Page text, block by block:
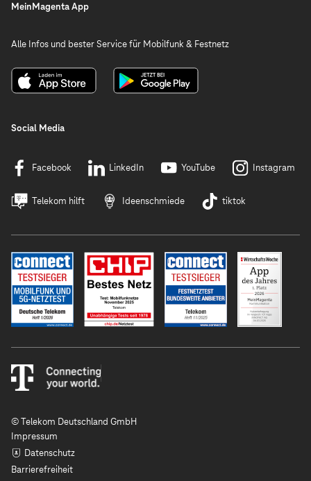
MeinMagenta App
Alle Infos und bester Service für Mobilfunk & Festnetz
Social Media
Facebook LinkedIn YouTube Instagram
Telekom hilft Ideenschmiede tiktok
© Telekom Deutschland GmbH
Impressum
Datenschutz
Barrierefreiheit